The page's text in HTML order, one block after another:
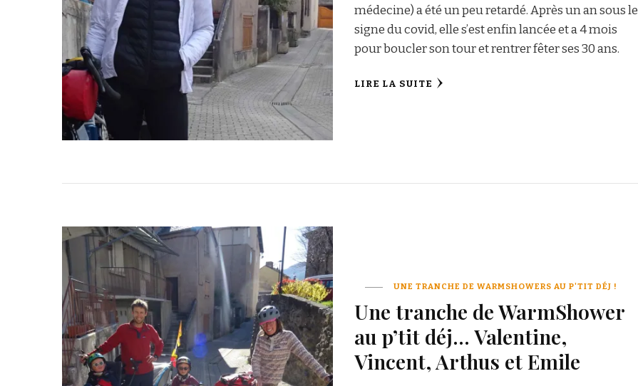
médecine) a été un peu retardé. Après un an sous le
signe du covid, elle s’est enfin lancée et a 4 mois
pour boucler son tour et rentrer fêter ses 30 ans.
LIRE LA SUITE
UNE TRANCHE DE WARMSHOWERS AU P'TIT DÉJ !
Une tranche de WarmShower
au p’tit déj… Valentine,
Vincent, Arthus et Emile